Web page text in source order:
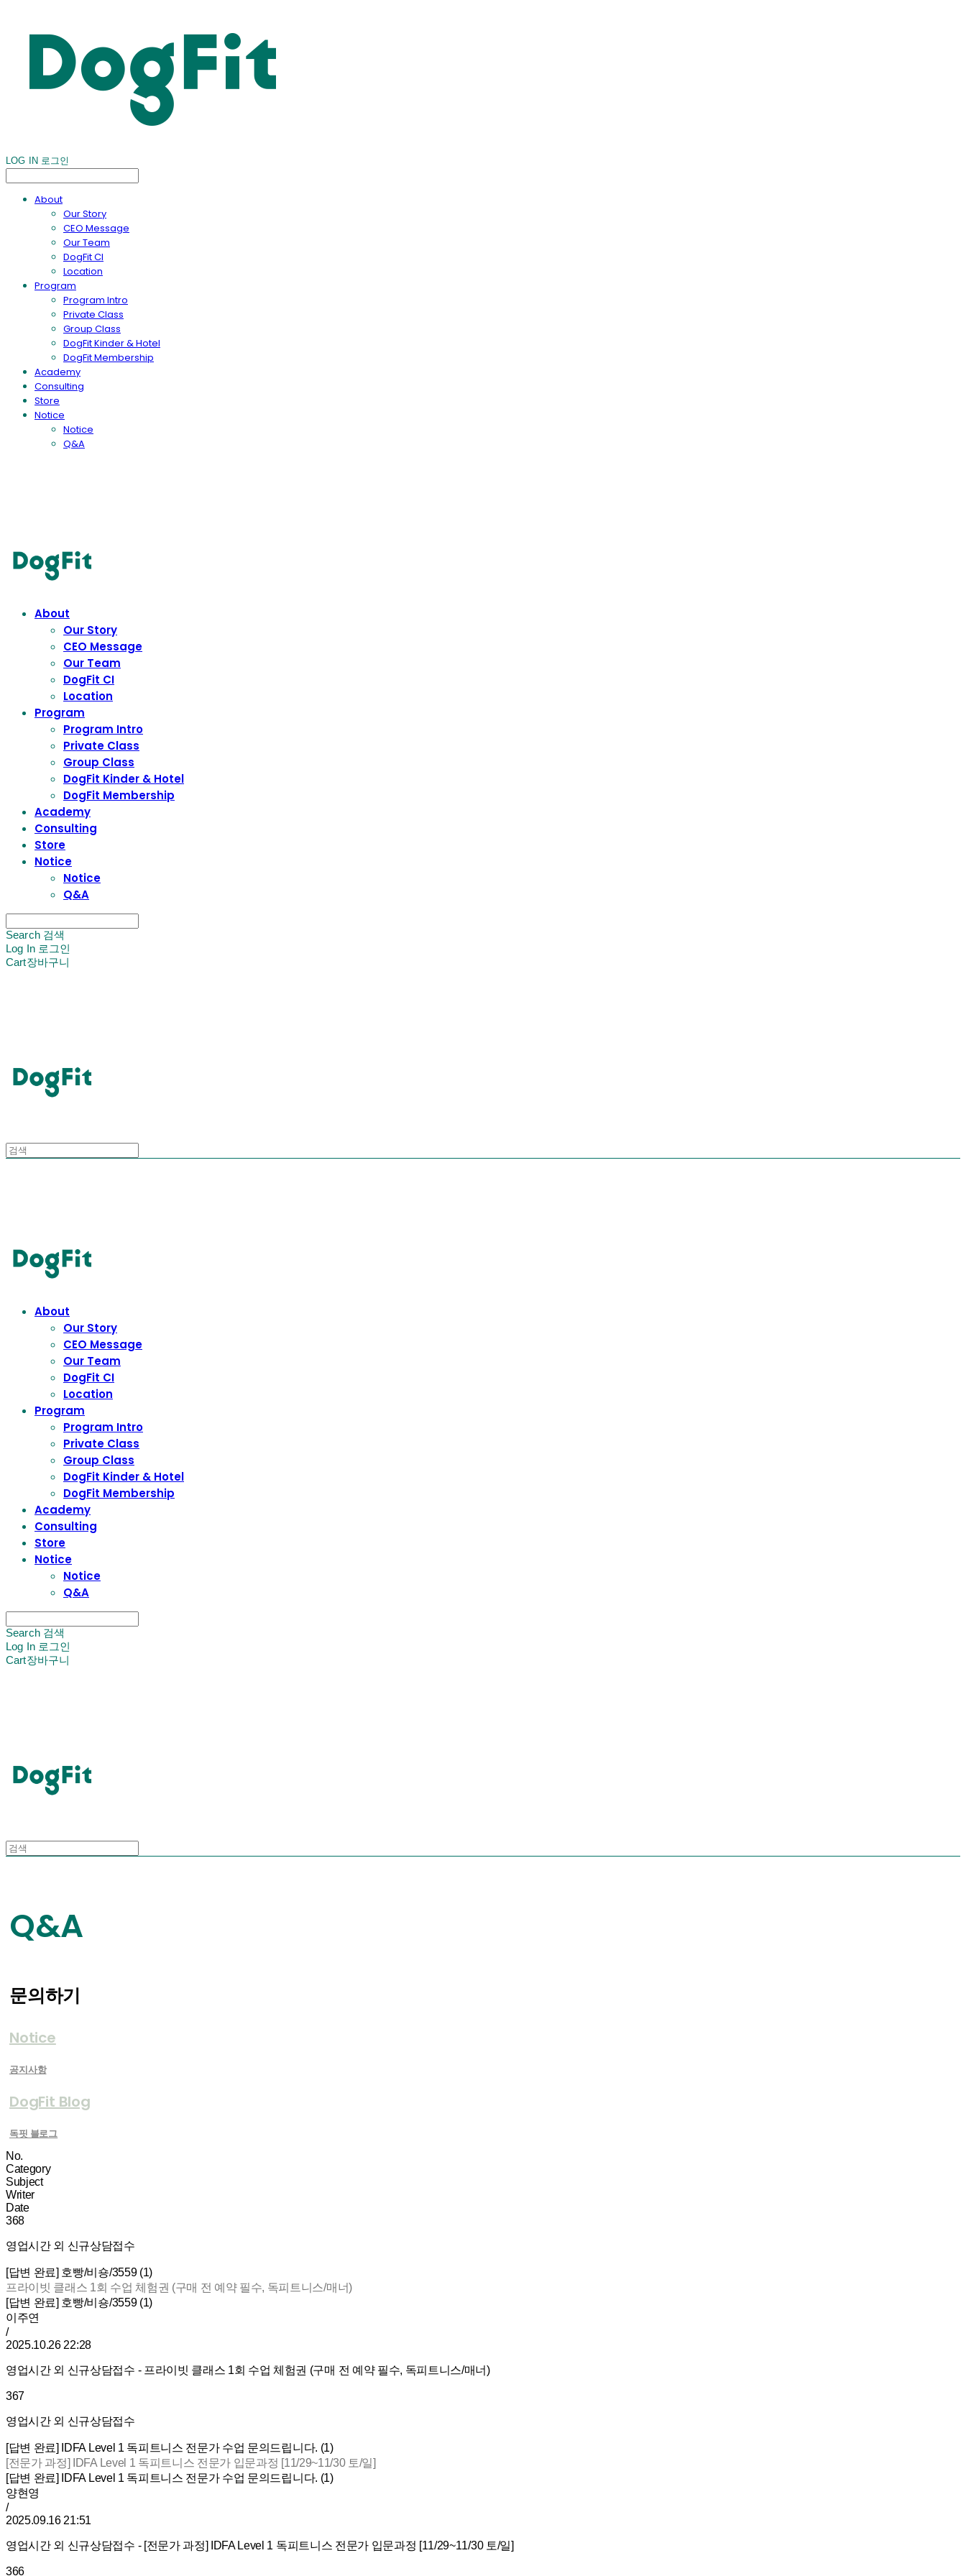
LOG IN 로그인
About
Our Story
CEO Message
Our Team
DogFit CI
Location
Program
Program Intro
Private Class
Group Class
DogFit Kinder & Hotel
DogFit Membership
Academy
Consulting
Store
Notice
Notice
Q&A
About
Our Story
CEO Message
Our Team
DogFit CI
Location
Program
Program Intro
Private Class
Group Class
DogFit Kinder & Hotel
DogFit Membership
Academy
Consulting
Store
Notice
Notice
Q&A
Search 검색
Log In 로그인
Cart장바구니
About
Our Story
CEO Message
Our Team
DogFit CI
Location
Program
Program Intro
Private Class
Group Class
DogFit Kinder & Hotel
DogFit Membership
Academy
Consulting
Store
Notice
Notice
Q&A
Search 검색
Log In 로그인
Cart장바구니
Q&A
문의하기
Notice
공지사항
DogFit Blog
독핏 블로그
No.
Category
Subject
Writer
Date
368
영업시간 외 신규상담접수
[답변 완료] 호빵/비숑/3559 (1)
프라이빗 클래스 1회 수업 체험권 (구매 전 예약 필수, 독피트니스/매너)
[답변 완료] 호빵/비숑/3559 (1)
이주연
/
2025.10.26 22:28
영업시간 외 신규상담접수 - 프라이빗 클래스 1회 수업 체험권 (구매 전 예약 필수, 독피트니스/매너)
367
영업시간 외 신규상담접수
[답변 완료] IDFA Level 1 독피트니스 전문가 수업 문의드립니다. (1)
[전문가 과정] IDFA Level 1 독피트니스 전문가 입문과정 [11/29~11/30 토/일]
[답변 완료] IDFA Level 1 독피트니스 전문가 수업 문의드립니다. (1)
양현영
/
2025.09.16 21:51
영업시간 외 신규상담접수 - [전문가 과정] IDFA Level 1 독피트니스 전문가 입문과정 [11/29~11/30 토/일]
366